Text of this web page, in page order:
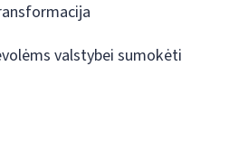
valstybei sumokėti